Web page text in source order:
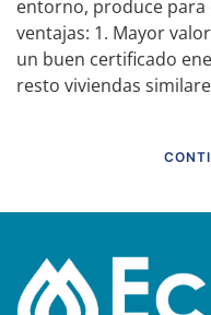
entorno, produce
ventajas: 1. Mayor
un buen certificado
resto viviendas